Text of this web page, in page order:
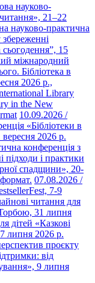
науково-
21–22
науково-практична
15
міжнародний
Бібліотека в
2026 р.,
Library
in the New
10.09.2026 /
«Бібліотеки в
2026 р.
конференція з
і практики
спадщини», 20-
07.08.2026 /
7-9
читання для
31 липня
дітей «Казкові
липня 2026 р.
проєкту
від
9 липня